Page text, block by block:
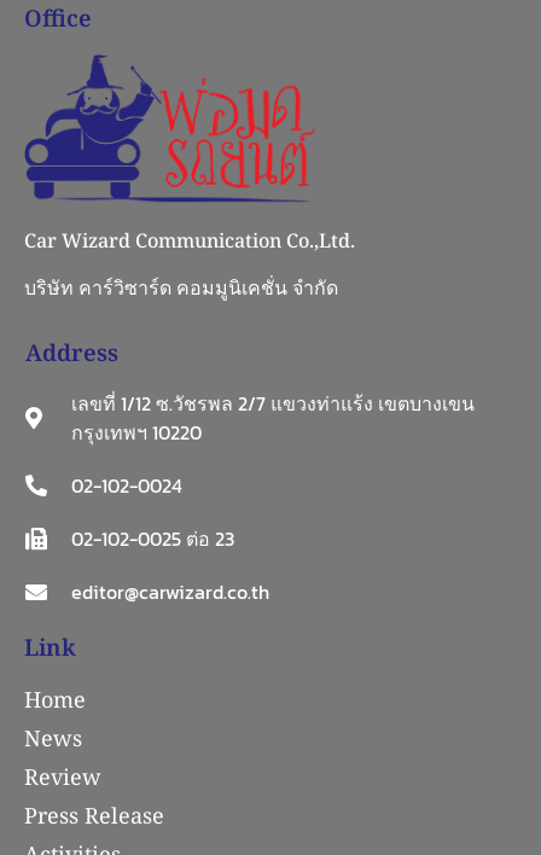
Office
Car Wizard Communication Co.,Ltd.
บริษัท คาร์วิซาร์ด คอมมูนิเคชั่น จำกัด
Address
เลขที่ 1/12 ซ.วัชรพล 2/7 แขวงท่าแร้ง เขตบางเขน
กรุงเทพฯ 10220
02-102-0024
02-102-0025 ต่อ 23
editor@carwizard.co.th
Link
Home
News
Review
Press Release